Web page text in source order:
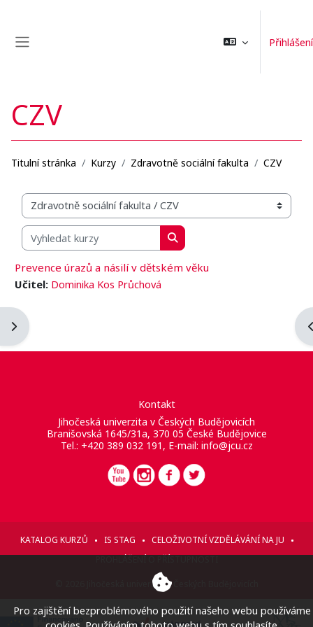
Přihlášení
Otevřít panel bloku
CZV
Titulní stránka Kurzy Zdravotně sociální fakulta CZV
Organizační struktura kurzů
Vyhledat kurzy
Vyhledat kurzy
Prevence úrazů a násilí v dětském věku
Učitel: Dominika Kos Průchová
Kontakt
Jihočeská univerzita v Českých Budějovicích
Branišovská 1645/31a, 370 05 České Budějovice
Tel.: +420 389 032 191, E-mail: info@jcu.cz
KATALOG KURZŮ IS STAG
CELOŽIVOTNÍ VZDĚLÁVÁNÍ NA JU
© 2026 Jihočeská univerzita v Českých Budějovicích
Pro zajištění bezproblémového použití našeho webu používáme